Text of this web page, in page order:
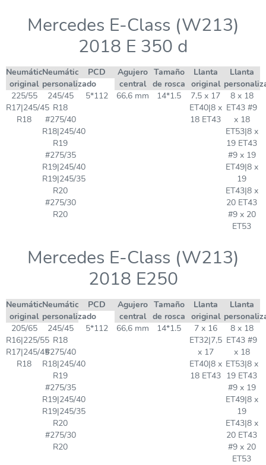
Mercedes E-Class (W213)
2018 E 350 d
Neumático
original
Neumático
personalizado
PCD
Agujero
central
Tamaño
de rosca
Llanta
original
Llanta
225/55
R17|245/45
R18
245/45
R18
#275/40
R18|245/40
R19
#275/35
R19|245/40
R19|245/35
R20
#275/30
R20
5*112 66,6 mm 14*1.5
7,5 x 17
ET40|8 x
18 ET43
8 x 18
ET43 #9
x 18
ET53|8 x
19 ET43
#9 x 19
ET49|8 x
19
ET43|8 x
20 ET43
#9 x 20
ET53
Mercedes E-Class (W213)
2018 E250
Neumático
original
Neumático
personalizado
PCD
Agujero
central
Tamaño
de rosca
Llanta
original
Llanta
205/65
R16|225/55
R17|245/45
R18
245/45
R18
#275/40
R18|245/40
R19
#275/35
R19|245/40
R19|245/35
R20
#275/30
R20
5*112 66,6 mm 14*1.5
7 x 16
ET32|7,5
x 17
ET40|8 x
18 ET43
8 x 18
ET43 #9
x 18
ET53|8 x
19 ET43
#9 x 19
ET49|8 x
19
ET43|8 x
20 ET43
#9 x 20
ET53